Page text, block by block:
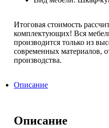
Итоговая стоимость
комплектующих! Вся
производится только из
современных материалов,
производства.
Описание
Описание